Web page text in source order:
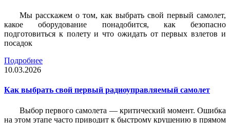
Мы расскажем о том, как выбрать свой первый самолет,
какое оборудование понадобится, как безопасно
подготовиться к полету и что ожидать от первых взлетов и
посадок
Подробнее
10.03.2026
Как выбрать свой первый радиоуправляемый самолет
Выбор первого самолета — критический момент. Ошибка
на этом этапе часто приводит к быстрому крушению в прямом